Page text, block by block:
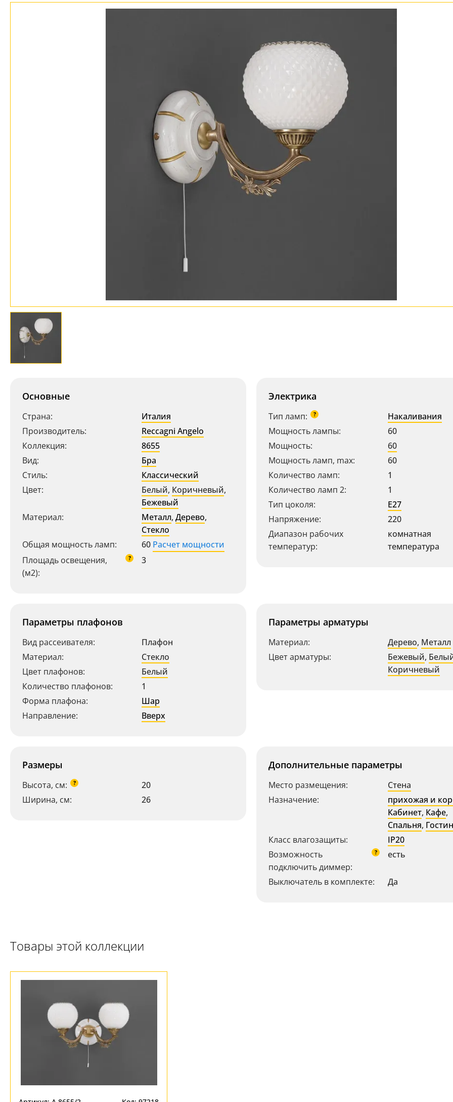
Бренды
Ваш регион: Москва
+7 (800) 775-63-32- бесплатно по России
+7 (495) 255-03-21- бесплатная доставка
Основные
Страна:
Италия
Производитель:
Reccagni Angelo
Коллекция:
8655
Вид:
Бра
Стиль:
Классический
Цвет:
Белый, Коричневый,
Бежевый
Материал:
Металл, Дерево,
Стекло
Общая мощность ламп:
60 Расчет мощности
Площадь освещения,
(м2):
? 3
Электрика
Тип ламп: ?
Накаливания
Мощность лампы:
60
Мощность:
60
Мощность ламп, max:
60
Количество ламп:
1
Количество ламп 2:
1
Тип цоколя:
E27
Напряжение:
220
Диапазон рабочих
температур:
комнатная
температура
Параметры плафонов
Вид рассеивателя:
Плафон
Материал:
Стекло
Цвет плафонов:
Белый
Количество плафонов:
1
Форма плафона:
Шар
Направление:
Вверх
Параметры арматуры
Материал: Дерево, Металл
Цвет арматуры:
Бежевый,
Коричневый
Размеры
Высота, см: ?
20
Ширина, см:
26
Дополнительные параметры
Место размещения:
Стена
Назначение:
прихожая и
Кабинет, Кафе,
Спальня,
Класс влагозащиты:
IP20
Возможность
подключить диммер:
? есть
Выключатель в комплекте: Да
Товары этой коллекции